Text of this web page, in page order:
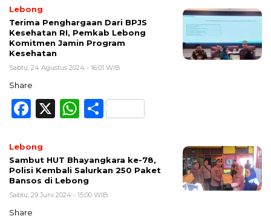
Lebong
Terima Penghargaan Dari BPJS
Kesehatan RI, Pemkab Lebong
Komitmen Jamin Program
Kesehatan
Sabtu, 24 Agustus 2024 - 16:01 WIB
Share
Facebook
X WhatsApp
Share
Lebong
Sambut HUT Bhayangkara ke-78,
Polisi Kembali Salurkan 250 Paket
Bansos di Lebong
Sabtu, 29 Juni 2024 - 15:00 WIB
Share